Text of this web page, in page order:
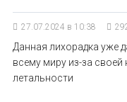
27.07.2024 в 10:38
Данная лихорадка уже
всему миру из-за своей
летальности